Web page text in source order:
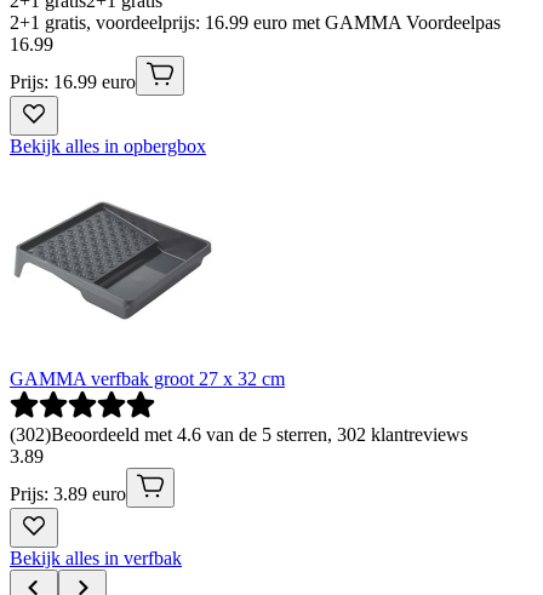
2+1 gratis, voordeelprijs: 16.99 euro met GAMMA Voordeelpas
16.99
Prijs: 16.99 euro
Bekijk alles in opbergbox
GAMMA verfbak groot 27 x 32 cm
(302)Beoordeeld met 4.6 van de 5 sterren, 302 klantreviews
3.89
Prijs: 3.89 euro
Bekijk alles in verfbak